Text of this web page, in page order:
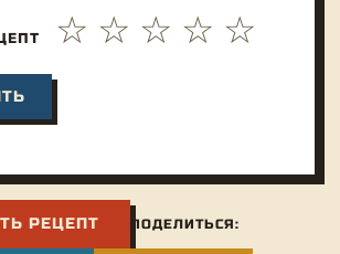
РЕЦЕПТ ПОДЕЛИТЬСЯ: